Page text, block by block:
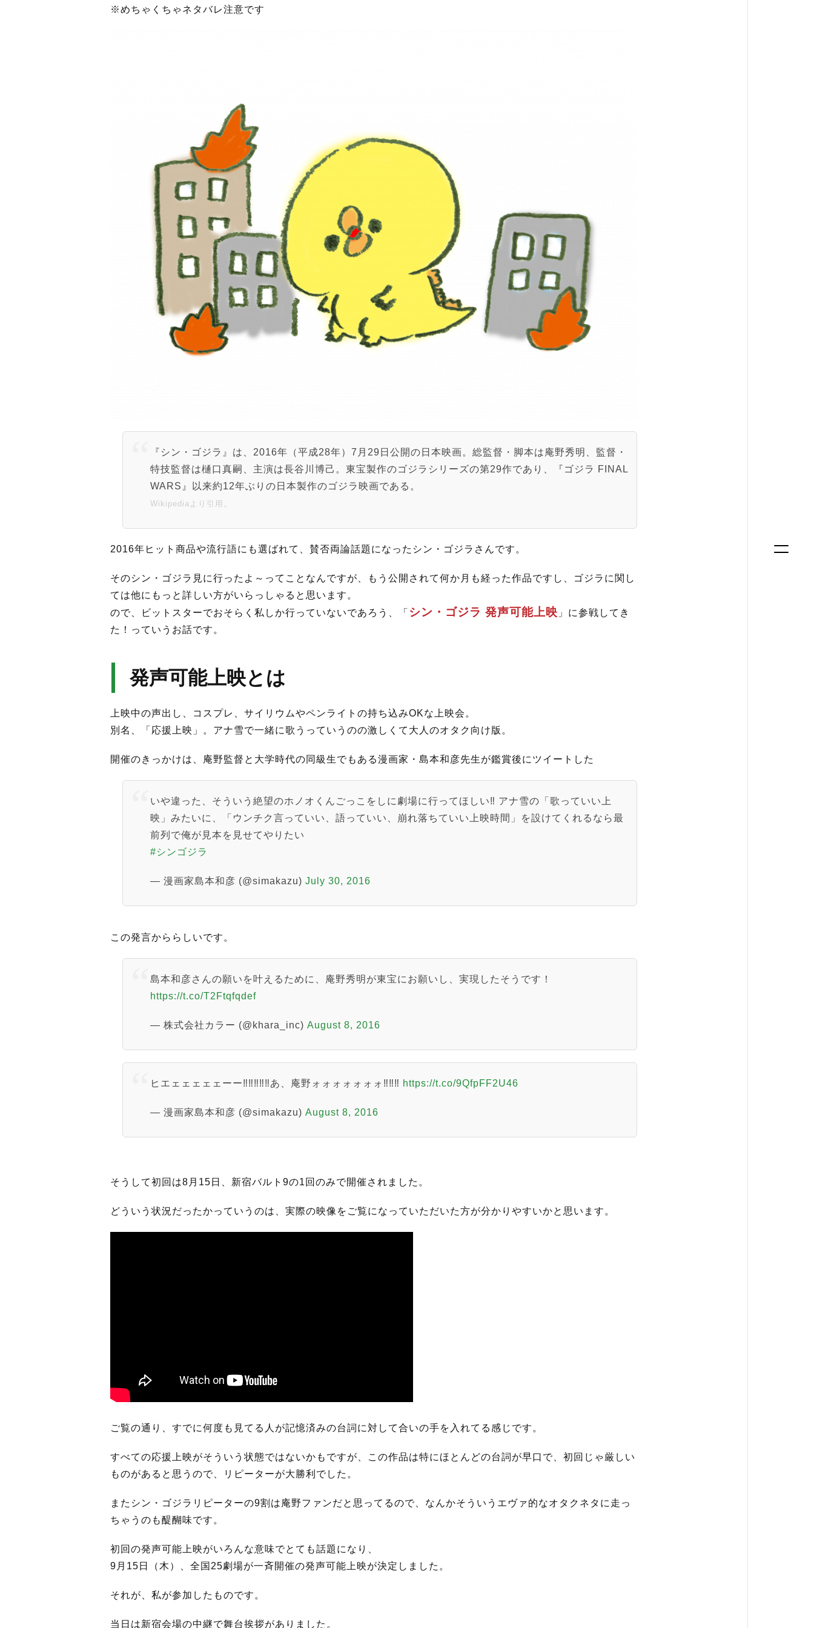
※めちゃくちゃネタバレ注意です
『シン・ゴジラ』は、2016年（平成28年）7月29日公開の日本映画。総監督・脚本は庵野秀明、監督・
特技監督は樋口真嗣、主演は長谷川博己。東宝製作のゴジラシリーズの第29作であり、『ゴジラ FINAL
WARS』以来約12年ぶりの日本製作のゴジラ映画である。
Wikipediaより引用。
2016年ヒット商品や流行語にも選ばれて、賛否両論話題になったシン・ゴジラさんです。
そのシン・ゴジラ見に行ったよ～ってことなんですが、もう公開されて何か月も経った作品ですし、ゴジラに関し
ては他にもっと詳しい方がいらっしゃると思います。
ので、ビットスターでおそらく私しか行っていないであろう、「 シン・ゴジラ 発声可能上映 」に参戦してき
た！っていうお話です。
発声可能上映とは
上映中の声出し、コスプレ、サイリウムやペンライトの持ち込みOKな上映会。
別名、「応援上映」。アナ雪で一緒に歌うっていうのの激しくて大人のオタク向け版。
開催のきっかけは、庵野監督と大学時代の同級生でもある漫画家・島本和彦先生が鑑賞後にツイートした
いや違った、そういう絶望のホノオくんごっこをしに劇場に行ってほしい‼︎ アナ雪の「歌っていい上
映」みたいに、「ウンチク言っていい、語っていい、崩れ落ちていい上映時間」を設けてくれるなら最
前列で俺が見本を見せてやりたい
#シンゴジラ
— 漫画家島本和彦 (@simakazu) July 30, 2016
この発言かららしいです。
島本和彦さんの願いを叶えるために、庵野秀明が東宝にお願いし、実現したそうです！
https://t.co/T2Ftqfqdef
— 株式会社カラー (@khara_inc) August 8, 2016
ヒエェェェェェーー‼︎‼︎‼︎‼︎‼︎あ、庵野ォォォォォォォ‼︎‼︎‼︎ https://t.co/9QfpFF2U46
— 漫画家島本和彦 (@simakazu) August 8, 2016
そうして初回は8月15日、新宿バルト9の1回のみで開催されました。
どういう状況だったかっていうのは、実際の映像をご覧になっていただいた方が分かりやすいかと思います。
ご覧の通り、すでに何度も見てる人が記憶済みの台詞に対して合いの手を入れてる感じです。
すべての応援上映がそういう状態ではないかもですが、この作品は特にほとんどの台詞が早口で、初回じゃ厳しい
ものがあると思うので、リピーターが大勝利でした。
またシン・ゴジラリピーターの9割は庵野ファンだと思ってるので、なんかそういうエヴァ的なオタクネタに走っ
ちゃうのも醍醐味です。
初回の発声可能上映がいろんな意味でとても話題になり、
9月15日（木）、全国25劇場が一斉開催の発声可能上映が決定しました。
それが、私が参加したものです。
当日は新宿会場の中継で舞台挨拶がありました。